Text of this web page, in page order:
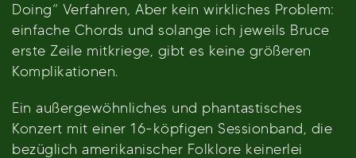
Doing“ Verfahren, Aber kein wirkliches Problem:
einfache Chords und solange ich jeweils Bruce
erste Zeile mitkriege, gibt es keine größeren
Komplikationen.
Ein außergewöhnliches und phantastisches
Konzert mit einer 16-köpfigen Sessionband, die
bezüglich amerikanischer Folklore keinerlei